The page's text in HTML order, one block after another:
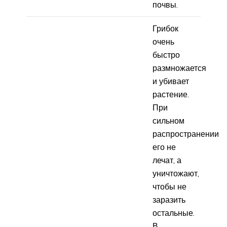
почвы.
Грибок
очень
быстро
размножается
и убивает
растение.
При
сильном
распространении
его не
лечат, а
уничтожают,
чтобы не
заразить
остальные.